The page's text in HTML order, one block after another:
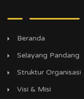
Beranda
Selayang Pandang
Struktur Organisasi
Visi & Misi